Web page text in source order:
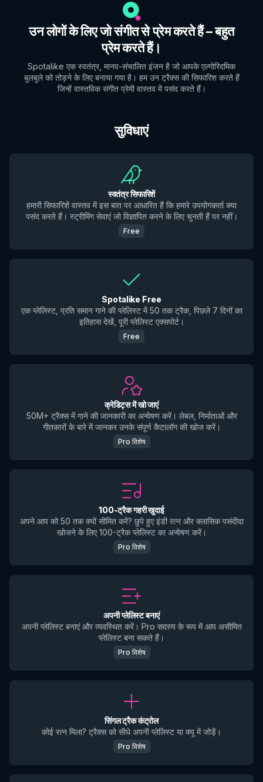
उन लोगों के लिए जो संगीत से प्रेम करते हैं – बहुत
प्रेम करते हैं।
Spotalike एक स्वतंत्र, मानव-संचालित इंजन है जो आपके एल्गोरिदमिक
बुलबुले को तोड़ने के लिए बनाया गया है। हम उन ट्रैक्स की सिफारिश करते हैं
जिन्हें वास्तविक संगीत प्रेमी वास्तव में पसंद करते हैं।
सुविधाएं
स्वतंत्र सिफारिशें
हमारी सिफारिशें वास्तव में इस बात पर आधारित हैं कि हमारे उपयोगकर्ता क्या
पसंद करते हैं। स्ट्रीमिंग सेवाएं जो विज्ञापित करने के लिए चुनती हैं पर नहीं।
Free
Spotalike Free
एक प्लेलिस्ट, प्रति समान गाने की प्लेलिस्ट में 50 तक ट्रैक, पिछले 7 दिनों का
इतिहास देखें, पूरी प्लेलिस्ट एक्सपोर्ट।
Free
क्रेडिट्स में खो जाएं
50M+ ट्रैक्स में गाने की जानकारी का अन्वेषण करें। लेबल, निर्माताओं और
गीतकारों के बारे में जानकर उनके संपूर्ण कैटालॉग की खोज करें।
Pro विशेष
100-ट्रैक गहरी खुदाई
अपने आप को 50 तक क्यों सीमित करें? छुपे हुए इंडी रत्न और क्लासिक पसंदीदा
खोजने के लिए 100-ट्रैक प्लेलिस्ट का अन्वेषण करें।
Pro विशेष
अपनी प्लेलिस्ट बनाएं
अपनी प्लेलिस्ट बनाएं और व्यवस्थित करें। Pro सदस्य के रूप में आप असीमित
प्लेलिस्ट बना सकते हैं।
Pro विशेष
सिंगल ट्रैक कंट्रोल
कोई रत्न मिला? ट्रैक्स को सीधे अपनी प्लेलिस्ट या क्यू में जोड़ें।
Pro विशेष